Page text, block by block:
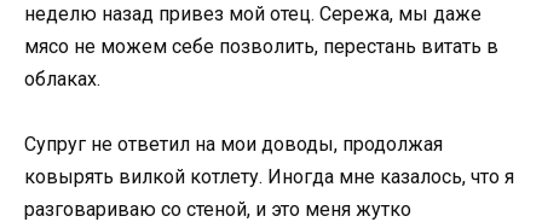
неделю назад привез мой отец. Сережа, мы даже
мясо не можем себе позволить, перестань витать в
облаках.
Супруг не ответил на мои доводы, продолжая
ковырять вилкой котлету. Иногда мне казалось, что я
разговариваю со стеной, и это меня жутко